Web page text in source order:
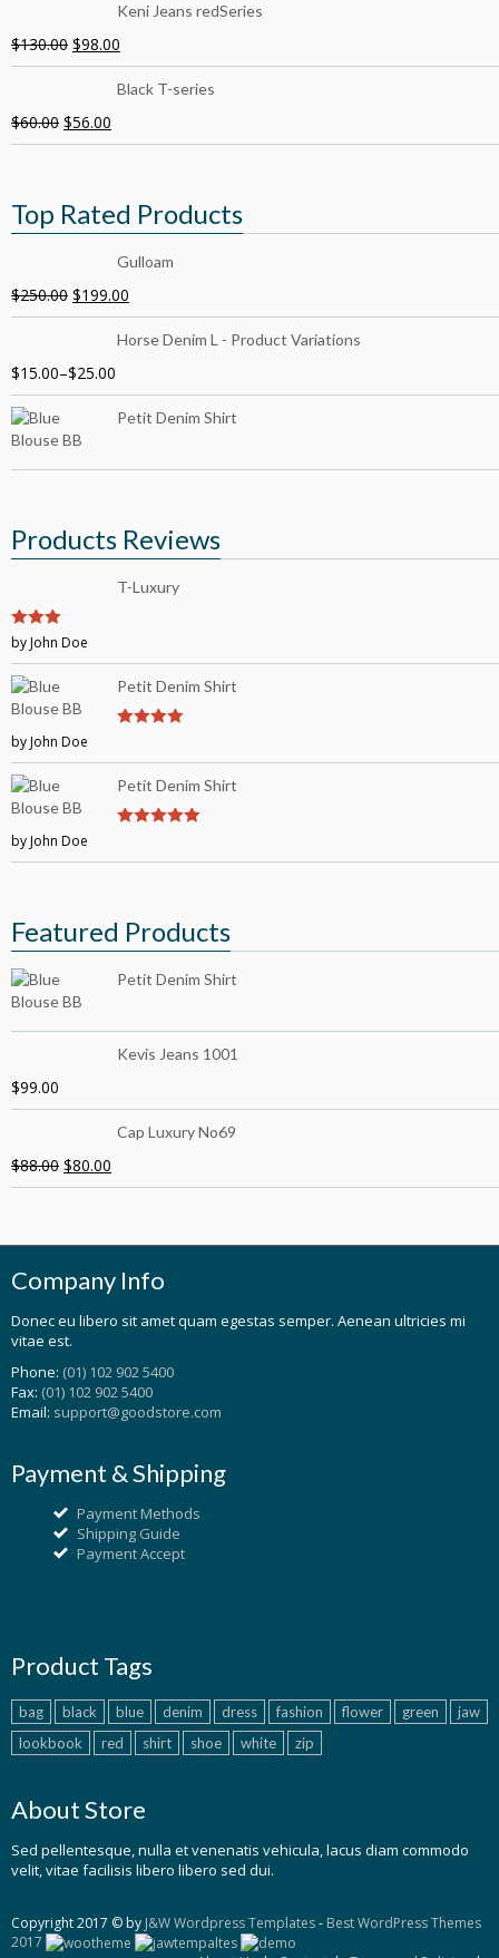
Keni Jeans redSeries
$130.00 $98.00
Black T-series
$60.00 $56.00
Top Rated Products
Gulloam
$250.00 $199.00
Horse Denim L - Product Variations
$15.00–$25.00
Petit Denim Shirt
Products Reviews
T-Luxury
3out of
by John Doe
Petit Denim Shirt
by John Doe
Petit Denim Shirt
by John Doe
Featured Products
Petit Denim Shirt
Kevis Jeans 1001
$99.00
Cap Luxury No69
$88.00 $80.00
Company Info
Donec eu libero sit amet quam egestas semper. Aenean ultricies mi
vitae est.
Phone: (01) 102 902 5400
Fax: (01) 102 902 5400
Email: support@goodstore.com
Payment & Shipping
Payment Methods
Shipping Guide
Payment Accept
Product Tags
bag black blue denim dress fashion flower green
jaw
lookbook
red shirt shoe white zip
About Store
Sed pellentesque, nulla et venenatis vehicula, lacus diam commodo
velit, vitae facilisis libero libero sed dui.
Copyright 2017 © by J&W Wordpress Templates- Best WordPress Themes
2017